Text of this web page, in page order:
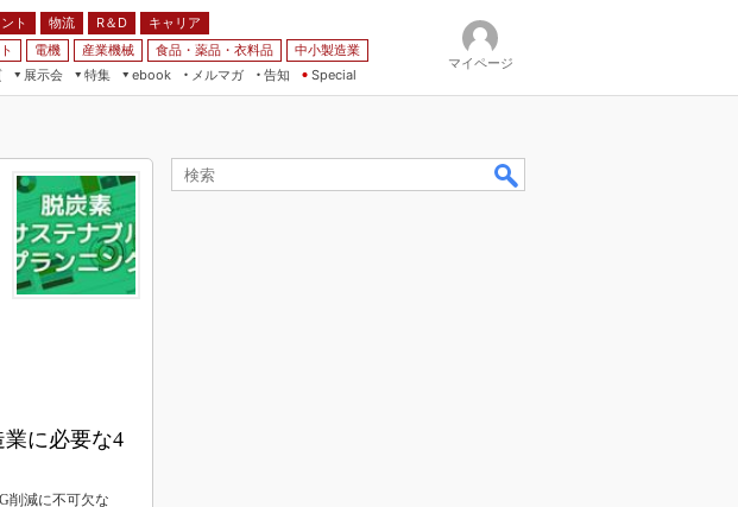
ト 物流 R＆D
キャリア
電機 産業機械 食品・薬品・衣料品
中小製造業
展示会
特集
ebook
メルマガ
告知 Special
マイページ
に必要な4
削減に不可欠な